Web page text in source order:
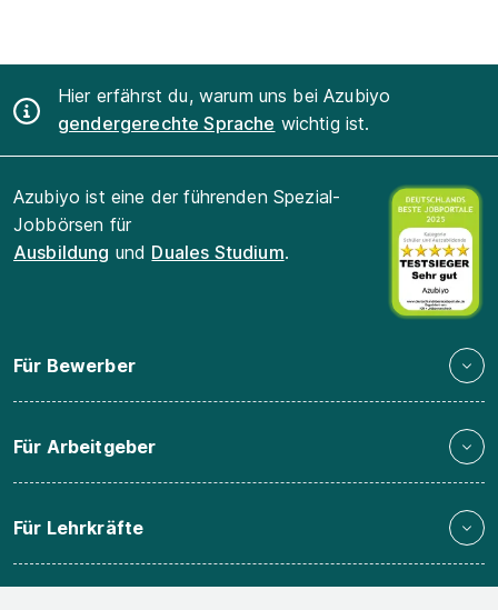
Hier erfährst du, warum uns bei Azubiyo
gendergerechte Sprache wichtig ist.
Azubiyo ist eine der führenden Spezial-
Jobbörsen für
Ausbildung und Duales Studium.
Für Bewerber
Für Arbeitgeber
Für Lehrkräfte